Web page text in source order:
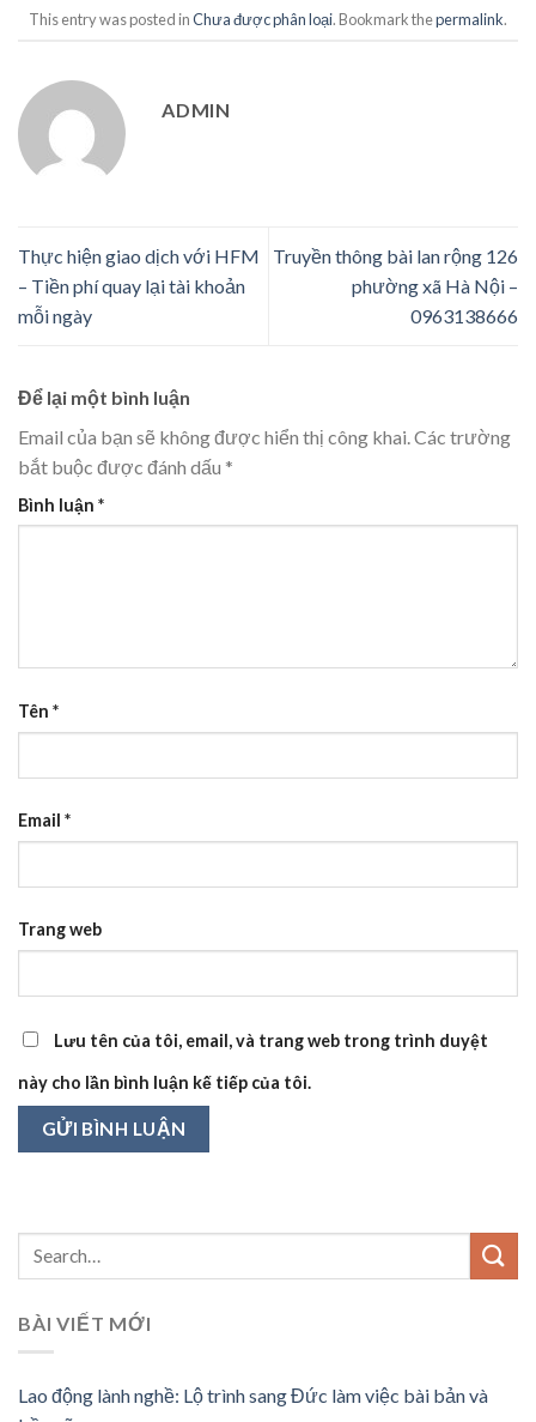
This entry was posted inChưa được phân loại. Bookmark thepermalink.
ADMIN
Thực hiện giao dịch với HFM
– Tiền phí quay lại tài khoản
mỗi ngày
Truyền thông bài lan rộng 126
phường xã Hà Nội –
0963138666
Để lại một bình luận
Email của bạn sẽ không được hiển thị công khai. Các trường
bắt buộc được đánh dấu *
Bình luận *
Tên *
Email *
Trang web
Lưu tên của tôi, email, và trang web trong trình duyệt
này cho lần bình luận kế tiếp của tôi.
BÀI VIẾT MỚI
Lao động lành nghề: Lộ trình sang Đức làm việc bài bản và